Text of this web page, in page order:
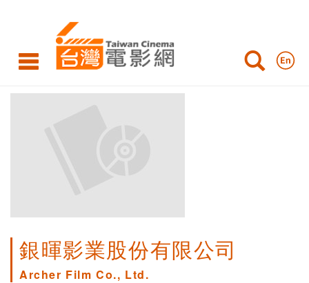
銀暉影業股份有限公司
Archer Film Co., Ltd.